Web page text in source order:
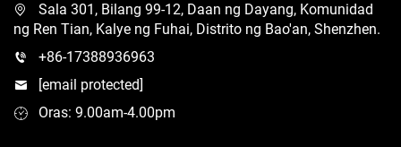
Sala 301, Bilang 99-12, Daan ng Dayang, Komunidad
ng Ren Tian, Kalye ng Fuhai, Distrito ng Bao'an, Shenzhen.
+86-17388936963
[email protected]
Oras: 9.00am-4.00pm